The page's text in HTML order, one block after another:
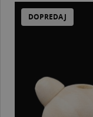
DOPREDAJ